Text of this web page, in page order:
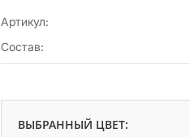
Артикул:
Состав:
ВЫБРАННЫЙ ЦВЕТ: